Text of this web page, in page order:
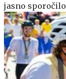
jasno sporočilo